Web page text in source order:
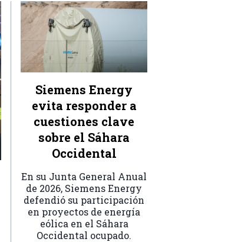
Siemens Energy
evita responder a
cuestiones clave
sobre el Sáhara
Occidental
En su Junta General Anual
de 2026, Siemens Energy
defendió su participación
en proyectos de energía
eólica en el Sáhara
Occidental ocupado.